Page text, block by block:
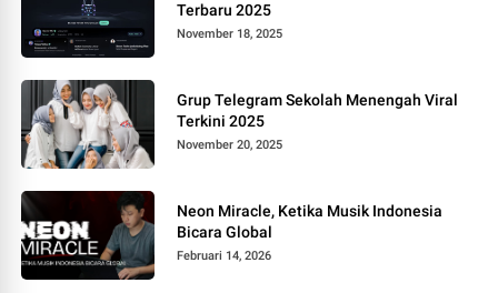
Terbaru 2025
November 18, 2025
Grup Telegram Sekolah Menengah Viral
Terkini 2025
November 20, 2025
Neon Miracle, Ketika Musik Indonesia
Bicara Global
Februari 14, 2026